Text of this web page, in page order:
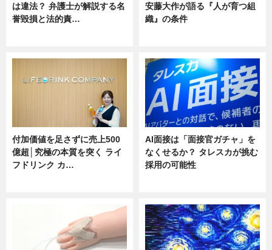
は違法？ 弁護士が解説する名
誉毀損と法的責…
安藤大作が語る『人が育つ組
織』の条件
付加価値を足さずに売上500
億超│究極の本質を突く ライ
フドリンク カ…
AI面接は「面接官ガチャ」を
なくせるか？ タレスカが挑む
採用の可能性